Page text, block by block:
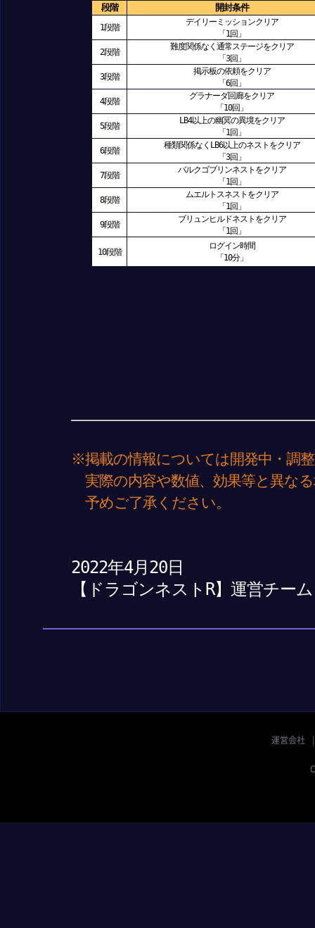
段階 開封条件
1段階
デイリーミッションクリア
「1回」
2段階
難度関係なく通常ステージをクリア
「3回」
3段階
掲示板の依頼をクリア
「6回」
4段階
グラナーダ回廊をクリア
「10回」
5段階
LB4以上の幽冥の異境をクリア
「1回」
6段階
種類関係なくLB6以上のネストをクリア
「3回」
7段階
バルクゴブリンネストをクリア
「1回」
8段階
ムエルトスネストをクリア
「1回」
9段階
ブリュンヒルドネストをクリア
「1回」
10段階
ログイン時間
「10分」
※掲載の情報については開発中・調
実際の内容や数値、効果等と異な
予めご了承ください。
2022年4月20日
【ドラゴンネストR】運営チーム
運営会社